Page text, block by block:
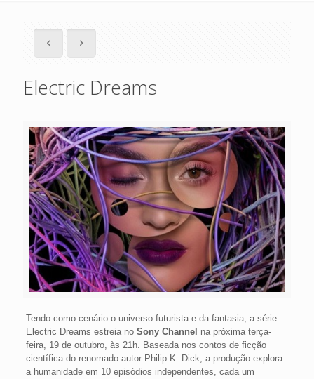
Electric Dreams
Tendo como cenário o universo futurista e da fantasia, a série
Electric Dreams estreia no Sony Channel na próxima terça-
feira, 19 de outubro, às 21h. Baseada nos contos de ficção
científica do renomado autor Philip K. Dick, a produção explora
a humanidade em 10 episódios independentes, cada um